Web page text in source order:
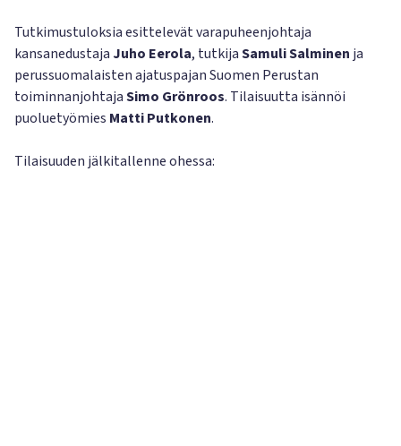
Tutkimustuloksia esittelevät varapuheenjohtaja
kansanedustaja Juho Eerola, tutkijaSamuli Salminen ja
perussuomalaisten ajatuspajan Suomen Perustan
toiminnanjohtajaSimo Grönroos. Tilaisuutta isännöi
puoluetyömies Matti Putkonen.
Tilaisuuden jälkitallenne ohessa: